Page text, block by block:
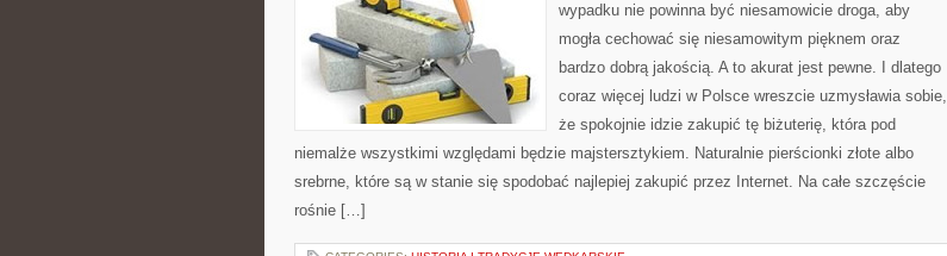
KUPIĆ
wypadku nie powinna być niesamowicie droga, aby
mogła cechować się niesamowitym pięknem oraz
bardzo dobrą jakością. A to akurat jest pewne. I dlatego
coraz więcej ludzi w Polsce wreszcie uzmysławia sobie,
że spokojnie idzie zakupić tę biżuterię, która pod
niemalże wszystkimi względami będzie majstersztykiem. Naturalnie pierścionki złote albo
srebrne, które są w stanie się spodobać najlepiej zakupić przez Internet. Na całe szczęście
rośnie […]